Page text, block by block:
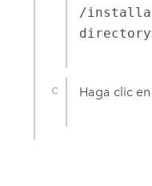
/
Haga clic